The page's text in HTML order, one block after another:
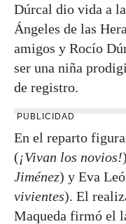
Dúrcal dio vida a
Ángeles de las
amigos y Rocío
ser una niña
de registro.
PUBLICIDAD
En el reparto
(¡Vivan los novios!
Jiménez) y Eva
vivientes). El
Maqueda firmó el